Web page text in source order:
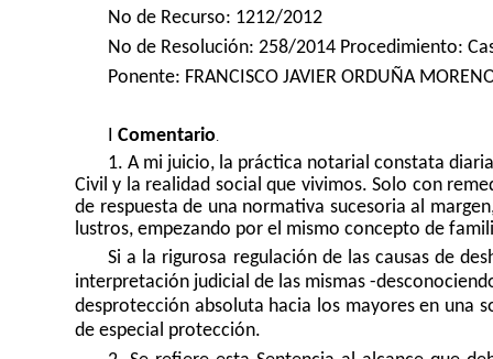
No de Recurso: 1212/2012
No de Resolución: 258/2014 Procedimiento:
Ponente: FRANCISCO JAVIER ORDUÑA
I Comentario.
1. Ami juicio, la práctica notarial constata
Civil y la realidad social que vivimos. Solo con
de respuesta de una normativa sucesoria al
lustros, empezando por el mismo concepto de
Si a la rigurosa regulación de las causas de
interpretación judicial de las mismas -
desprotección absoluta hacia los mayores en una
de especial protección.